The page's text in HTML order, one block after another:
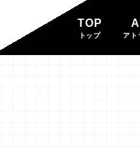
TOP
トップ アト